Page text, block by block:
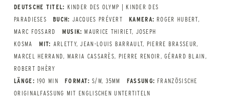
DEUTSCHE TITEL: KINDER DES OLYMP | KINDER DES
PARADIESES
BUCH: JACQUES PRÉVERT KAMERA: ROGER HUBERT,
MARC FOSSARD
MUSIK: MAURICE THIRIET, JOSEPH
KOSMA
MIT: ARLETTY, JEAN-LOUIS BARRAULT, PIERRE BRASSEUR,
MARCEL HERRAND, MARIA CASSARÈS, PIERRE RENOIR, GÉRARD BLAIN,
ROBERT DHÈRY
LÄNGE: 190 MIN FORMAT: S/W, 35MM FASSUNG: FRANZÖSISCHE
ORIGINALFASSUNG MIT ENGLISCHEN UNTERTITELN